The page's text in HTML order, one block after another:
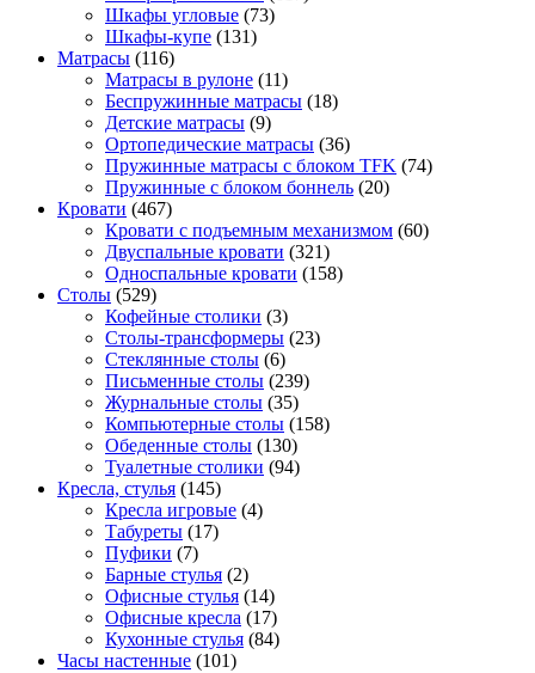
Шкафы угловые (73)
Шкафы-купе (131)
Матрасы (116)
Матрасы в рулоне (11)
Беспружинные матрасы (18)
Детские матрасы (9)
Ортопедические матрасы (36)
Пружинные матрасы с блоком TFK (74)
Пружинные с блоком боннель (20)
Кровати (467)
Кровати с подъемным механизмом (60)
Двуспальные кровати (321)
Односпальные кровати (158)
Столы (529)
Кофейные столики (3)
Столы-трансформеры (23)
Стеклянные столы (6)
Письменные столы (239)
Журнальные столы (35)
Компьютерные столы (158)
Обеденные столы (130)
Туалетные столики (94)
Кресла, стулья (145)
Кресла игровые (4)
Табуреты (17)
Пуфики (7)
Барные стулья (2)
Офисные стулья (14)
Офисные кресла (17)
Кухонные стулья (84)
Часы настенные (101)